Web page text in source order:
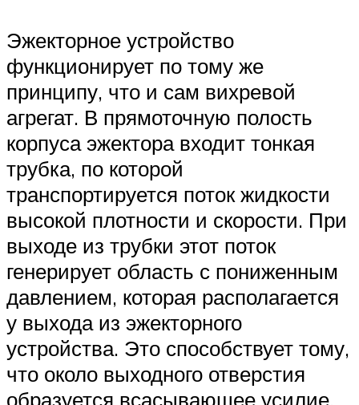
Эжекторное устройство
функционирует по тому же
принципу, что и сам вихревой
агрегат. В прямоточную полость
корпуса эжектора входит тонкая
трубка, по которой
транспортируется поток жидкости
высокой плотности и скорости. При
выходе из трубки этот поток
генерирует область с пониженным
давлением, которая располагается
у выхода из эжекторного
устройства. Это способствует тому,
что около выходного отверстия
образуется всасывающее усилие.